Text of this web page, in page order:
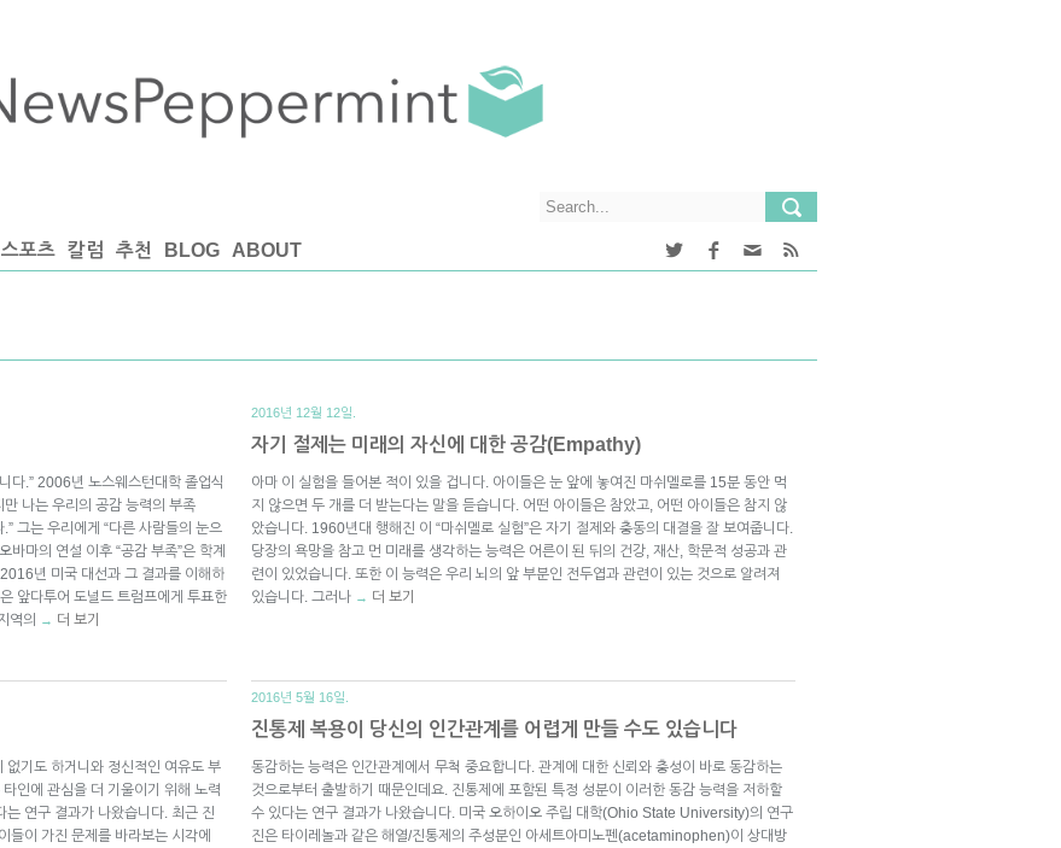
스포츠 칼럼 추천 BLOG ABOUT
다.” 2006년 노스웨스턴대학 졸업식
나는 우리의 공감 능력의 부족
그는 우리에게 “다른 사람들의 눈으
바마의 연설 이후 “공감 부족”은 학계
년 미국 대선과 그 결과를 이해하
앞다투어 도널드 트럼프에게 투표한
역의
→ 더 보기
2016년 12월 12일.
자기 절제는 미래의 자신에 대한 공감(Empathy)
아마 이 실험을 들어본 적이 있을 겁니다. 아이들은 눈 앞에 놓여진 마쉬멜로를 15분 동안 먹
지 않으면 두 개를 더 받는다는 말을 듣습니다. 어떤 아이들은 참았고, 어떤 아이들은 참지 않
았습니다. 1960년대 행해진 이 “마쉬멜로 실험”은 자기 절제와 충동의 대결을 잘 보여줍니다.
당장의 욕망을 참고 먼 미래를 생각하는 능력은 어른이 된 뒤의 건강, 재산, 학문적 성공과 관
련이 있었습니다. 또한 이 능력은 우리 뇌의 앞 부분인 전두엽과 관련이 있는 것으로 알려져
있습니다. 그러나 → 더 보기
기도 하거니와 정신적인 여유도 부
인에 관심을 더 기울이기 위해 노력
연구 결과가 나왔습니다. 최근 진
들이 가진 문제를 바라보는 시각에
2016년 5월 16일.
진통제 복용이 당신의 인간관계를 어렵게 만들 수도 있습니다
동감하는 능력은 인간관계에서 무척 중요합니다. 관계에 대한 신뢰와 충성이 바로 동감하는
것으로부터 출발하기 때문인데요. 진통제에 포함된 특정 성분이 이러한 동감 능력을 저하할
수 있다는 연구 결과가 나왔습니다. 미국 오하이오 주립 대학(Ohio State University)의 연구
진은 타이레놀과 같은 해열/진통제의 주성분인 아세트아미노펜(acetaminophen)이 상대방